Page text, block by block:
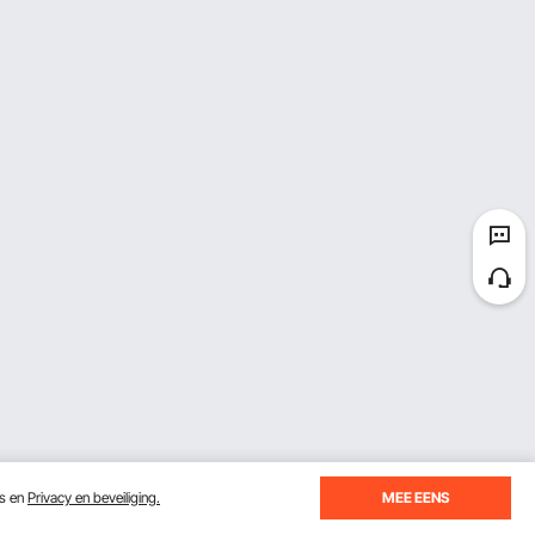
en Privacy en beveiliging. MEE EENS